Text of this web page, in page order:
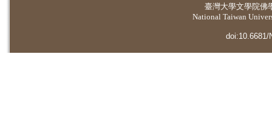
臺灣大學文學院佛
National Taiwan
doi:10.6681/